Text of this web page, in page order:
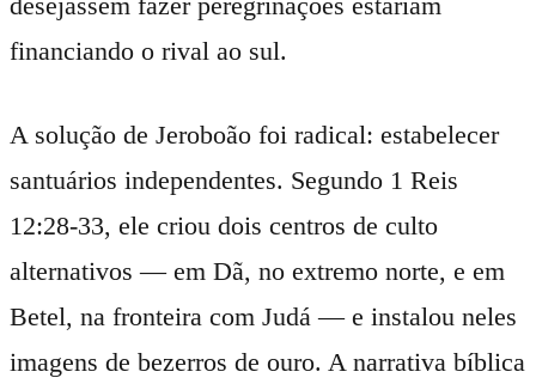
financiando o rival ao sul.
A solução de Jeroboão foi radical: estabelecer
santuários independentes. Segundo 1 Reis
12:28-33, ele criou dois centros de culto
alternativos — em Dã, no extremo norte, e em
Betel, na fronteira com Judá — e instalou neles
imagens de bezerros de ouro. A narrativa bíblica